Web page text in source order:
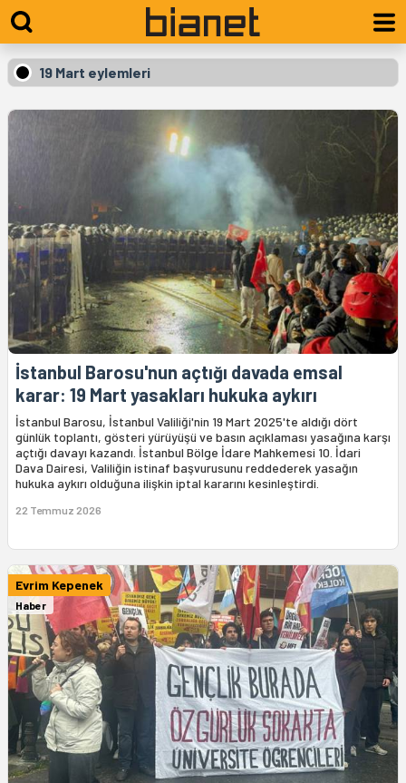
19 Mart eylemleri
İstanbul Barosu'nun açtığı davada emsal
karar: 19 Mart yasakları hukuka aykırı
İstanbul Barosu, İstanbul Valiliği'nin 19 Mart 2025'te aldığı dört
günlük toplantı, gösteri yürüyüşü ve basın açıklaması yasağına karşı
açtığı davayı kazandı. İstanbul Bölge İdare Mahkemesi 10. İdari
Dava Dairesi, Valiliğin istinaf başvurusunu reddederek yasağın
hukuka aykırı olduğuna ilişkin iptal kararını kesinleştirdi.
22 Temmuz 2026
Evrim Kepenek
Haber